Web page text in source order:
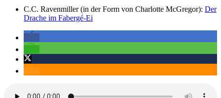
C.C. Ravenmiller (in der Form von Charlotte McGregor): Der
Drache im Fabergé-Ei